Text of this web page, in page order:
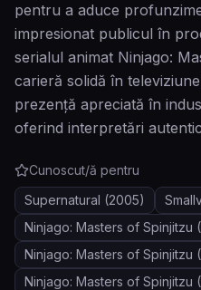
pentru a aduce
impresionat publicul în
serialul animat Ninjago:
carieră solidă în
prezență apreciată în
oferind interpretări
Cunoscut/ă pentru
Supernatural (2005)
Ninjago: Masters of Spinjitzu
Ninjago: Masters of Spinjitzu
Ninjago: Masters of Spinjitzu